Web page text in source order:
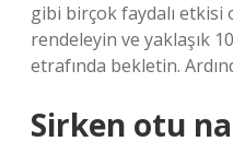
gibi birçok faydalı etkisi
rendeleyin ve yaklaşık
etrafında bekletin.
Sirken otu